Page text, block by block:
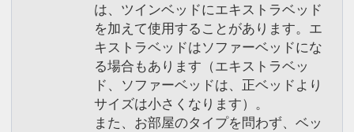
は、ツインベッドにエキストラベッド
を加えて使用することがあります。エ
キストラベッドはソファーベッドにな
る場合もあります（エキストラベッ
ド、ソファーベッドは、正ベッドより
サイズは小さくなります）。
また、お部屋のタイプを問わず、ベッ